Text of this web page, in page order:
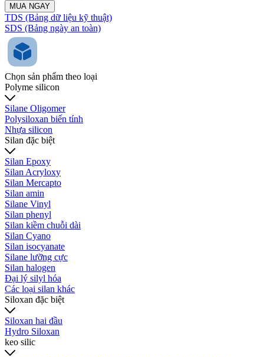
MUA NGAY
TDS (Bảng dữ liệu kỹ thuật)
SDS (Bảng ngày an toàn)
Chọn sản phẩm theo loại
Polyme silicon
Silane Oligomer
Polysiloxan biến tính
Nhựa silicon
Silan đặc biệt
Silan Epoxy
Silan Acryloxy
Silan Mercapto
Silan amin
Silane Vinyl
Silan phenyl
Silan kiềm chuỗi dài
Silan Cyano
Silan isocyanate
Silane lưỡng cực
Silan halogen
Đại lý silyl hóa
Các loại silan khác
Siloxan đặc biệt
Siloxan hai đầu
Hydro Siloxan
keo silic